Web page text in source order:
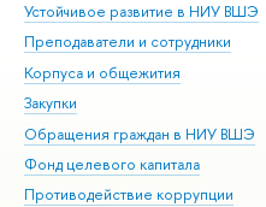
Устойчивое развитие в НИУ ВШЭ
Преподаватели и сотрудники
Корпуса и общежития
Закупки
Обращения граждан в НИУ ВШЭ
Фонд целевого капитала
Противодействие коррупции